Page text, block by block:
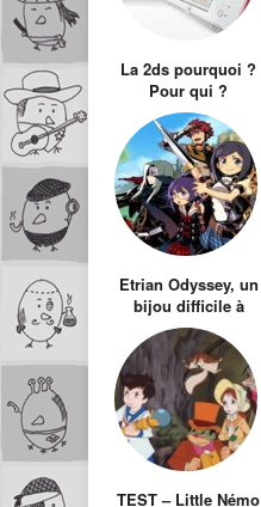
La 2ds pourquoi ?
Pour qui ?
Etrian Odyssey, un
bijou difficile à
acheter
TEST – Little Némo